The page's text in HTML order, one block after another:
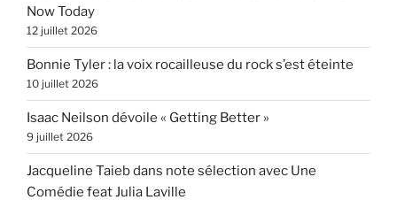
Now Today
12 juillet 2026
Bonnie Tyler : la voix rocailleuse du rock s’est éteinte
10 juillet 2026
Isaac Neilson dévoile « Getting Better »
9 juillet 2026
Jacqueline Taieb dans note sélection avec Une
Comédie feat Julia Laville